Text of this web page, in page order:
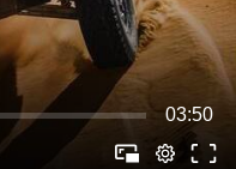
03:50